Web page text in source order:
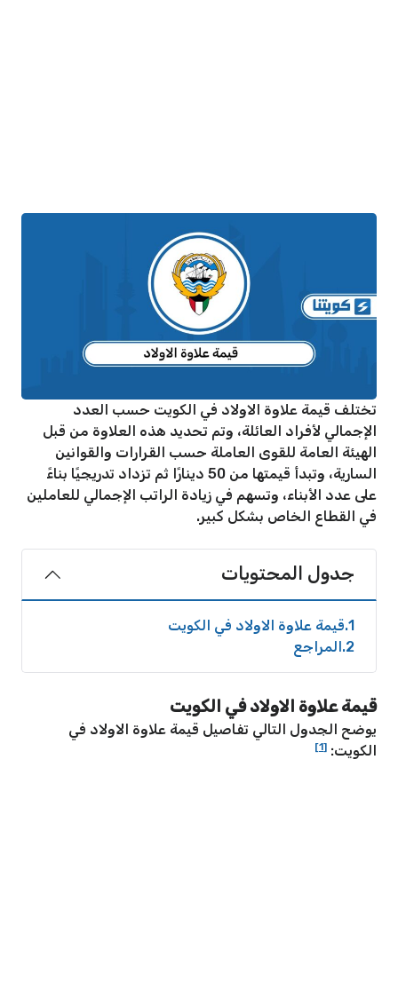
تختلف قيمة علاوة الاولاد في الكويت حسب العدد
الإجمالي لأفراد العائلة، وتم تحديد هذه العلاوة من قبل
الهيئة العامة للقوى العاملة حسب القرارات والقوانين
السارية، وتبدأ قيمتها من 50 دينارًا ثم تزداد تدريجيًا بناءً
على عدد الأبناء، وتسهم في زيادة الراتب الإجمالي للعاملين
في القطاع الخاص بشكل كبير.
جدول المحتويات
1 قيمة علاوة الاولاد في الكويت
2 المراجع
قيمة علاوة الاولاد في الكويت
يوضح الجدول التالي تفاصيل قيمة علاوة الاولاد في
الكويت: [1]